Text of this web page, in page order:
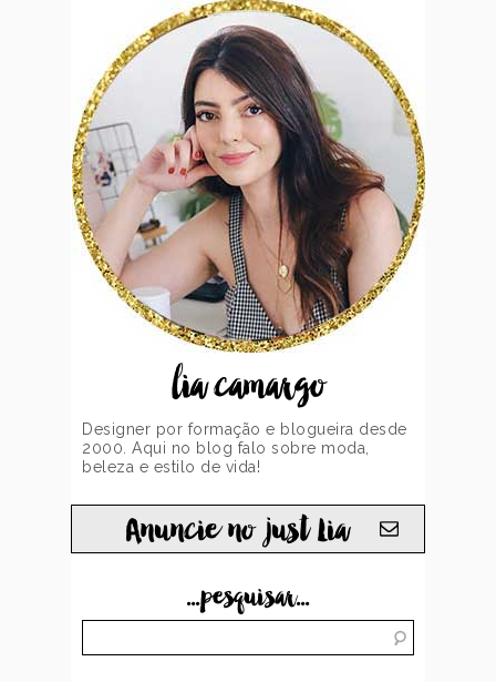
lia camargo
Designer por formação e blogueira desde
2000. Aqui no blog falo sobre moda,
beleza e estilo de vida!
Anuncie no just Lia
...pesquisar...